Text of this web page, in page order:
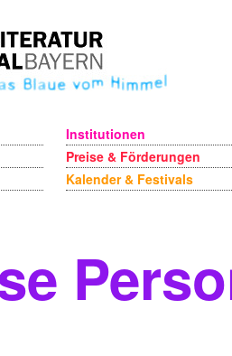
Institutionen
Preise & Förderungen
Kalender & Festivals